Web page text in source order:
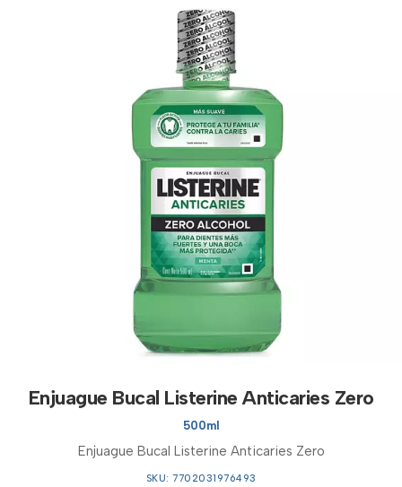
Enjuague Bucal Listerine Anticaries Zero
500ml
Enjuague Bucal Listerine Anticaries Zero
SKU: 7702031976493